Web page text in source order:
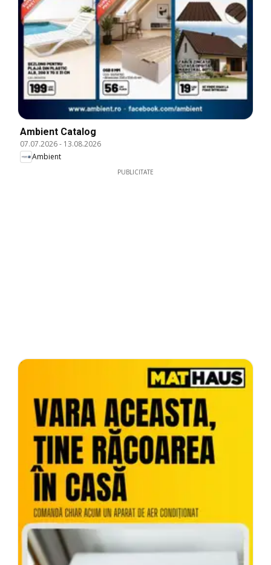
Ambient Catalog
07.07.2026- 13.08.2026
Ambient
PUBLICITATE